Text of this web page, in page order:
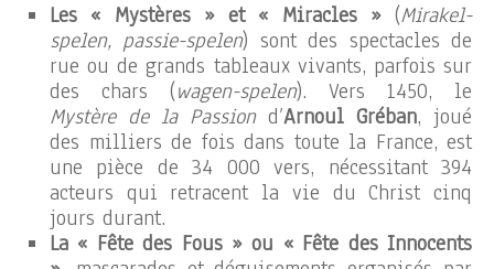
Les « Mystères » et « Miracles »(Mirakel-
spelen, passie-spelen) sont des spectacles de
rue ou de grands tableaux vivants, parfois sur
des chars (wagen-spelen). Vers 1450, le
Mystère de la Passiond’Arnoul Gréban, joué
des milliers de fois dans toute la France, est
une pièce de 34 000 vers, nécessitant 394
acteurs qui retracent la vie du Christ cinq
jours durant.
La « Fête des Fous » ou « Fête des Innocents